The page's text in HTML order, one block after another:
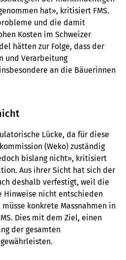
hat», kritisiert FMS.
und die damit
Kosten im Schweizer
hätten zur Folge, dass der
und Verarbeitung
an die Bäuerinnen
Lücke, da für diese
(Weko) zuständig
bislang nicht», kritisiert
Aus ihrer Sicht hat sich der
deshalb verfestigt, weil die
Hinweise nicht entschieden
konkrete Massnahmen in
Dies mit dem Ziel, einen
der gesamten